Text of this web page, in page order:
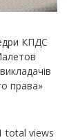
КПДС
права»
total views